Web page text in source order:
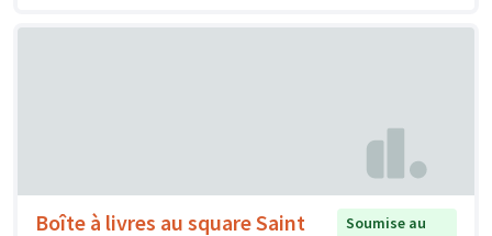
Boîte à livres au square Saint
Soumise au